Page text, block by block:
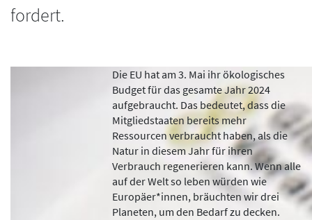
fordert.
Die EU hat am 3. Mai ihr ökologisches
Budget für das gesamte Jahr 2024
aufgebraucht. Das bedeutet, dass die
Mitgliedstaaten bereits mehr
Ressourcen verbraucht haben, als die
Natur in diesem Jahr für ihren
Verbrauch regenerieren kann. Wenn alle
auf der Welt so leben würden wie
Europäer*innen, bräuchten wir drei
Planeten, um den Bedarf zu decken.